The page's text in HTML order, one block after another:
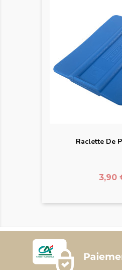
Raclette De
Prix
3,90